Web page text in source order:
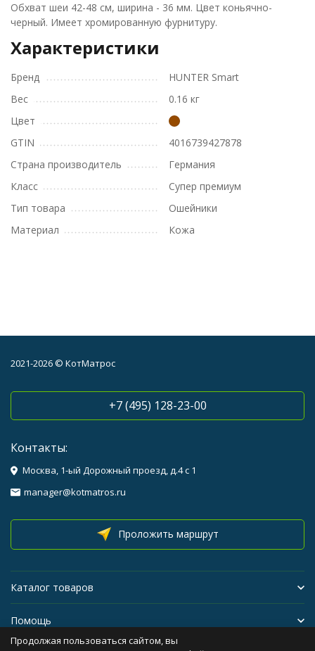
Обхват шеи 42-48 см, ширина - 36 мм. Цвет коньячно-
черный. Имеет хромированную фурнитуру.
Характеристики
Бренд
HUNTER Smart
Вес
0.16 кг
Цвет
GTIN
4016739427878
Страна производитель
Германия
Класс
Супер премиум
Тип товара
Ошейники
Материал
Кожа
2021-2026 © КотМатрос
+7 (495) 128-23-00
Контакты:
Москва, 1-ый Дорожный проезд, д.4 с 1
manager@kotmatros.ru
Проложить маршрут
Каталог товаров
Помощь
Продолжая пользоваться сайтом, вы